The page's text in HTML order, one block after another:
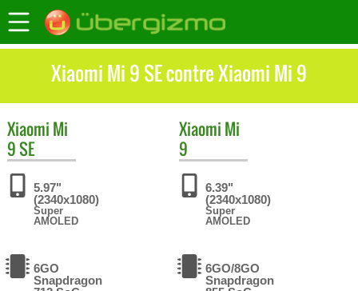
Xiaomi Mi 9 SE contre Xiaomi Mi 9
Xiaomi Mi
9 SE
5.97"
(2340x1080)
Super
AMOLED
6GO
Snapdragon
Xiaomi Mi
9
6.39"
(2340x1080)
Super
AMOLED
6GO/8GO
Snapdragon